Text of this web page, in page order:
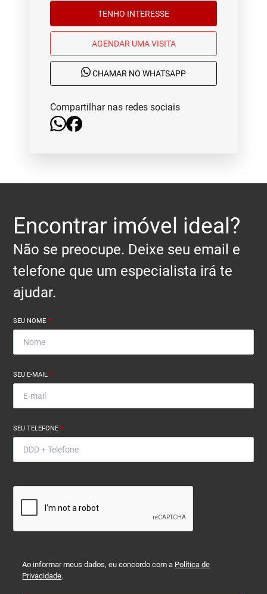
TENHO INTERESSE
AGENDAR UMA VISITA
CHAMAR NO WHATSAPP
Compartilhar nas redes sociais
Encontrar imóvel ideal?
Não se preocupe. Deixe seu email e
telefone que um especialista irá te
ajudar.
SEU NOME*
SEU E-MAIL*
SEU TELEFONE*
Ao informar meus dados, eu concordo com a Política de
Privacidade.